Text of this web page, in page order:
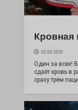
Кровная
02.08.2026
Один за всех!
сдаёт кровь в
сразу трём